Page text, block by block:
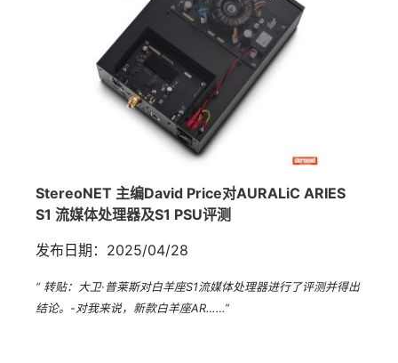
StereoNET 主编David Price对AURALiC ARIES
S1 流媒体处理器及S1 PSU评测
发布日期：2025/04/28
“ 转贴：大卫·普莱斯对白羊座S1流媒体处理器进行了评测并得出
结论。-对我来说，新款白羊座AR……”